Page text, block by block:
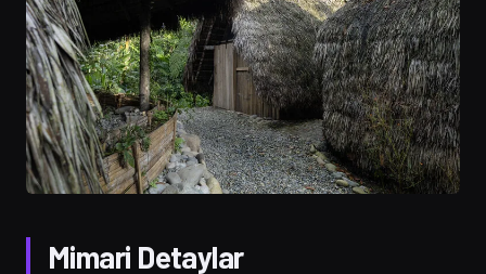
Mimari Detaylar